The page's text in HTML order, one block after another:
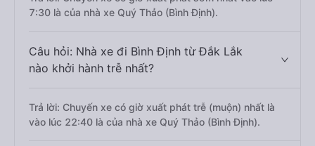
7:30 là của nhà xe Quý Thảo (Bình Định).
Câu hỏi: Nhà xe đi Bình Định từ Đắk Lắk
nào khởi hành trễ nhất?
Trả lời: Chuyến xe có giờ xuất phát trễ (muộn) nhất là
vào lúc 22:40 là của nhà xe Quý Thảo (Bình Định).